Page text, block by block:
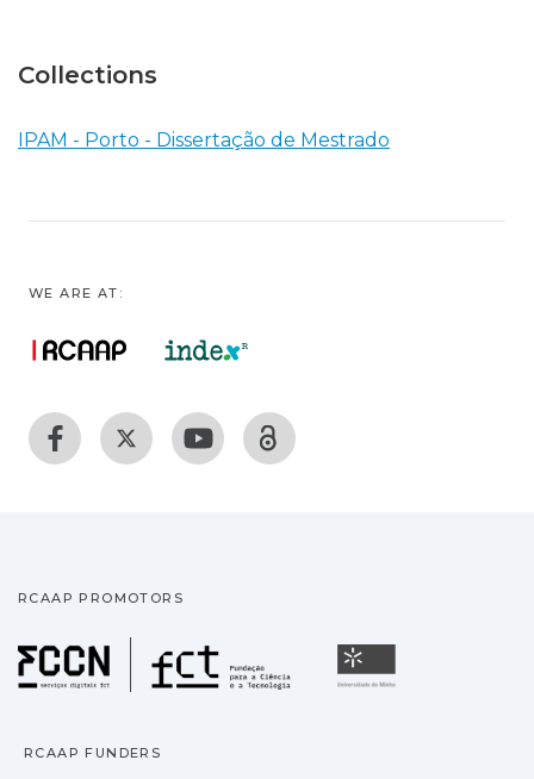
Collections
IPAM - Porto - Dissertação de Mestrado
WE ARE AT:
RCAAP PROMOTORS
Fundação para a
RCAAP FUNDERS